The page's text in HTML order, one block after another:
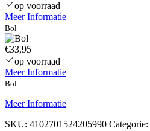
op voorraad
Meer Informatie
Bol
€33,95
op voorraad
Meer Informatie
Bol
Meer Informatie
SKU: 4102701524205990 Categorie: